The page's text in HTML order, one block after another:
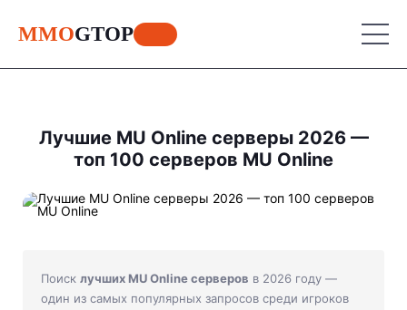
MMOGTOP
MU Online
Lineage 2
World of Warcraft
Perfect World
Aion
Лучшие MU Online серверы 2026 —
топ 100 серверов MU Online
Поиск лучших MU Online серверов в 2026 году —
один из самых популярных запросов среди игроков